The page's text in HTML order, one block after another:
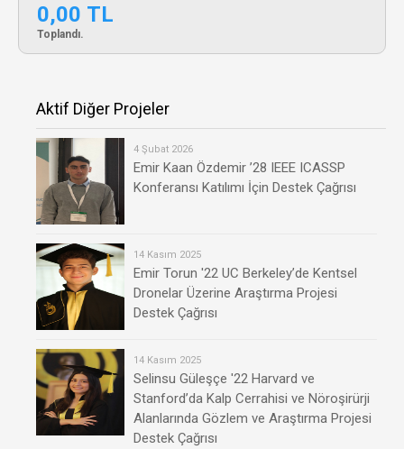
0,00 TL
Toplandı.
Aktif Diğer Projeler
4 Şubat 2026
Emir Kaan Özdemir ’28 IEEE ICASSP
Konferansı Katılımı İçin Destek Çağrısı
14 Kasım 2025
Emir Torun '22 UC Berkeley’de Kentsel
Dronelar Üzerine Araştırma Projesi
Destek Çağrısı
14 Kasım 2025
Selinsu Güleşçe '22 Harvard ve
Stanford’da Kalp Cerrahisi ve Nöroşirürji
Alanlarında Gözlem ve Araştırma Projesi
Destek Çağrısı